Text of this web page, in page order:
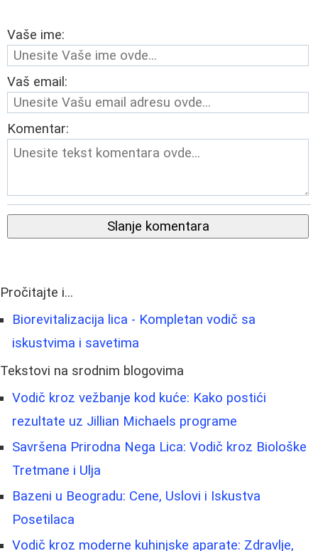
Vaše ime:
Vaš email:
Komentar:
Slanje komentara
Pročitajte i...
Biorevitalizacija lica - Kompletan vodič sa
iskustvima i savetima
Tekstovi na srodnim blogovima
Vodič kroz vežbanje kod kuće: Kako postići
rezultate uz Jillian Michaels programe
Savršena Prirodna Nega Lica: Vodič kroz Biološke
Tretmane i Ulja
Bazeni u Beogradu: Cene, Uslovi i Iskustva
Posetilaca
Vodič kroz moderne kuhinjske aparate: Zdravlje,